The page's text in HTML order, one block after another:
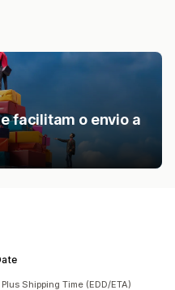
facilitam o envio a
Shipping Time (EDD/ETA)